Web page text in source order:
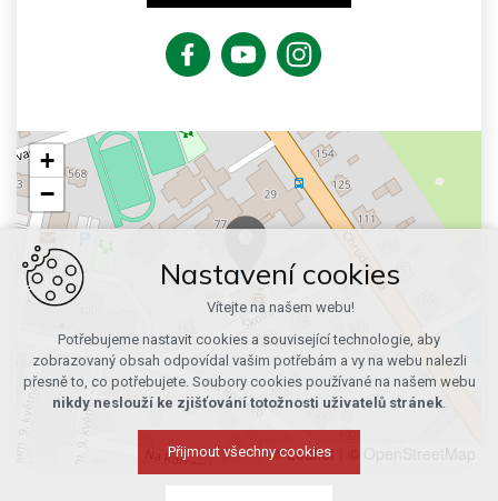
+
−
Leaflet
Nastavení cookies
Vítejte na našem webu!
Potřebujeme nastavit cookies a související technologie, aby
zobrazovaný obsah odpovídal vašim potřebám a vy na webu nalezli
přesně to, co potřebujete. Soubory cookies používané na našem webu
nikdy neslouží ke zjišťování totožnosti uživatelů stránek.
Přijmout všechny cookies